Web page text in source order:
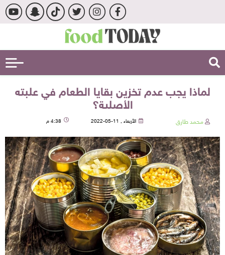
لماذا يجب عدم تخزين بقايا الطعام في علبته
الأصلية؟
محمد طارق الأربعاء , 11-05-2022 4:38 م